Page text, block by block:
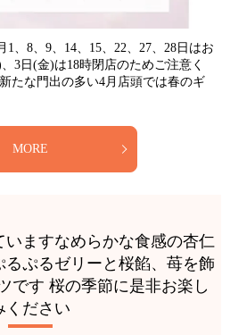
1、8、9、14、15、22、27、28日はお
3日(金)は18時閉店のためご注意く
たな門出の多い4月店頭では春のギ
MORE
いますなめらかな食感の杏仁
ぷるゼリーと桜餡、苺を飾
です 桜の季節に是非お楽し
ください️